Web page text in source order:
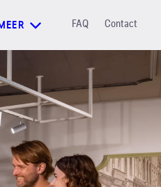
FAQ Contact